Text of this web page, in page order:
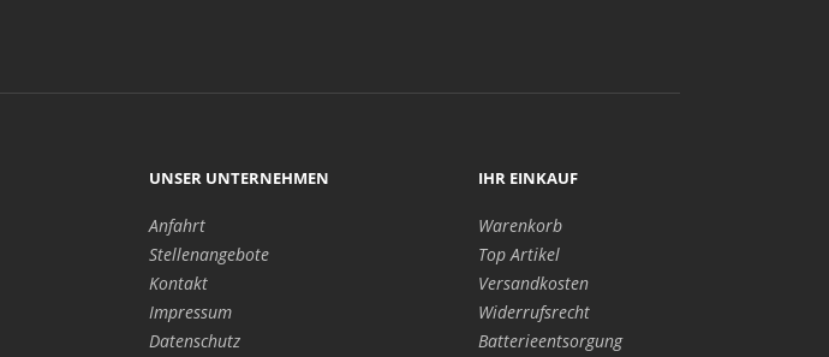
UNSER UNTERNEHMEN
Anfahrt
Stellenangebote
Kontakt
Impressum
Datenschutz
IHR EINKAUF
Warenkorb
Top Artikel
Versandkosten
Widerrufsrecht
Batterieentsorgung